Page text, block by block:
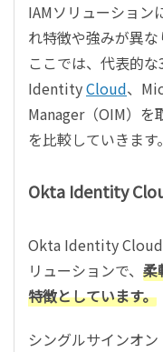
IAMソリューション
れ特徴や強みが異な
ここでは、代表的
IdentityCloud、
Manager（OIM）を
を比較していきます。
Okta Identity
Okta Identity Cloud
リューションで、 柔
特徴としています。
シングルサインオン